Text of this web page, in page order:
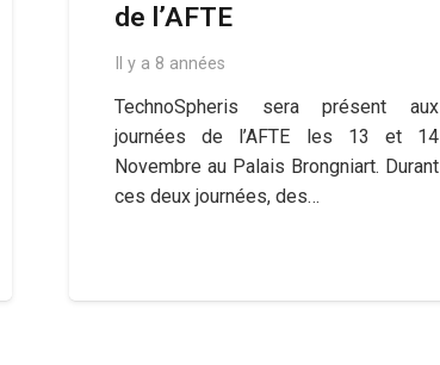
de l’AFTE
Il y a 8 années
TechnoSpheris sera présent aux
journées de l’AFTE les 13 et 14
Novembre au Palais Brongniart. Durant
ces deux journées, des…